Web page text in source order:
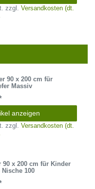
zzgl.Versandkosten (dt.
90 x 200 cm für
Massiv
anzeigen
zzgl.Versandkosten (dt.
90 x 200 cm für Kinder
100